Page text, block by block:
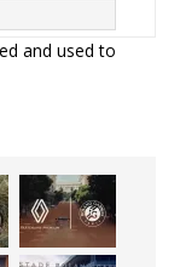
and used to